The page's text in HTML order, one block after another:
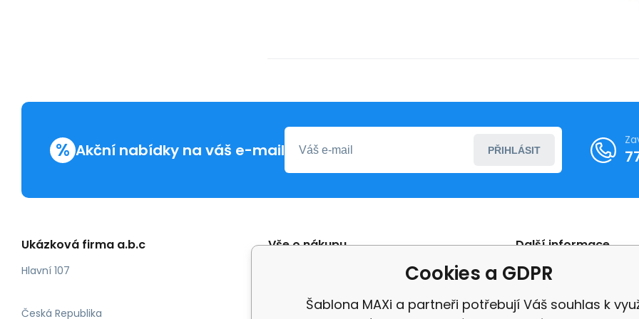
% Akční nabídky na váš e-mail PŘIHLÁSIT
Ukázková firma a.b.c
Hlavní 107
Česká Republika
Vše o nákupu Další informace
Reklamace
Cookies a GDPR
Šablona MAXi a partneři potřebují Váš souhlas k